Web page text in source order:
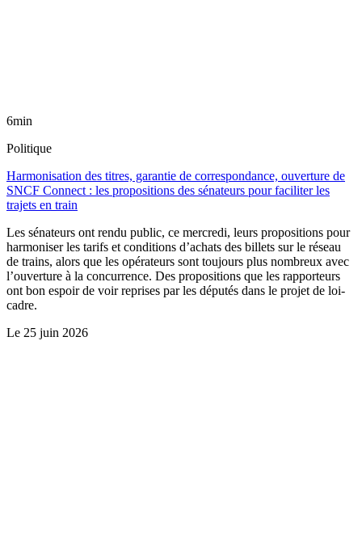
6min
Politique
Harmonisation des titres, garantie de correspondance, ouverture de
SNCF Connect : les propositions des sénateurs pour faciliter les
trajets en train
Les sénateurs ont rendu public, ce mercredi, leurs propositions pour
harmoniser les tarifs et conditions d’achats des billets sur le réseau
de trains, alors que les opérateurs sont toujours plus nombreux avec
l’ouverture à la concurrence. Des propositions que les rapporteurs
ont bon espoir de voir reprises par les députés dans le projet de loi-
cadre.
Le 25 juin 2026